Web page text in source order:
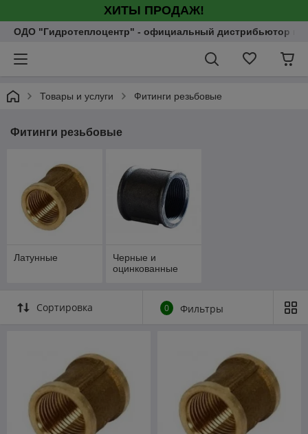
ХИТЫ ПРОДАЖ!
ОДО "Гидротеплоцентр" - официальный дистрибьютор
Товары и услуги Фитинги резьбовые
Фитинги резьбовые
Латунные
Черные и
оцинкованные
Сортировка 0 Фильтры